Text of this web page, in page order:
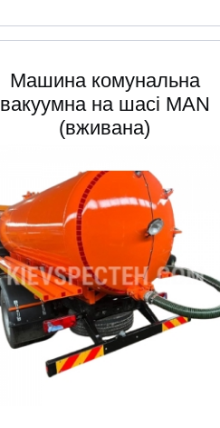
Машина комунальна
вакуумна на шасі МАN
(вживана)